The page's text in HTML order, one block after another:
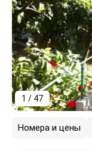
1 / 47
Номера и цены